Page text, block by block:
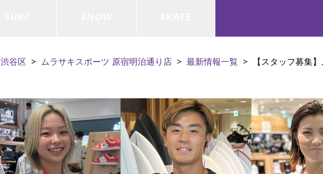
アウター/ジャケット トップス
シューズ バッグ
サーフボード ウェットスーツ
サーフボードメンテナンスグッズ キッズサーフィン
スノーボード板 バインディング
スノーボードセット スノーボードウェア
スケートボード キッズスケートボード
スケートボードグッズ
スケートボードメンテナンスグッ
ズ
渋谷区 ムラサキスポーツ 原宿明治通り店 最新情報一覧 【スタッフ募集